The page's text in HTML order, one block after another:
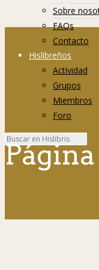
Sobre
FAQs
Contacto
Hislibreños
Actividad
Grupos
Miembros
Foro